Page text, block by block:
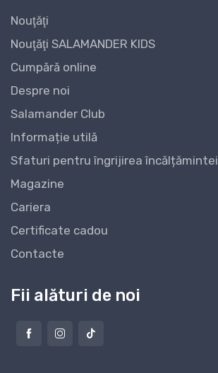
Nouţăţi
Nouţăţi SALAMANDER KIDS
Cumpără online
Despre noi
Salamander Club
Informație utilă
Sfaturi pentru îngrijirea încălțămintei
Magazine
Cariera
Certificate cadou
Contacte
Fii alături de noi